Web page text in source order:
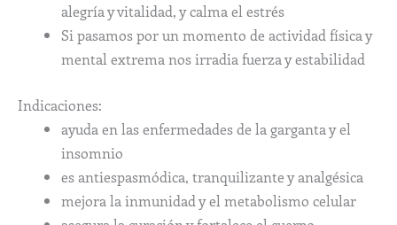
alegría y vitalidad, y calma el estrés
Si pasamos por un momento de actividad física y
mental extrema nos irradia fuerza y estabilidad
Indicaciones:
ayuda en las enfermedades de la garganta y el
insomnio
es antiespasmódica, tranquilizante y analgésica
mejora la inmunidad y el metabolismo celular